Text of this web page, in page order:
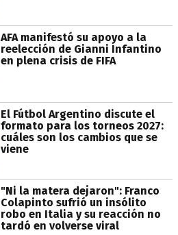
AFA manifestó su apoyo a la
reelección de Gianni Infantino
en plena crisis de FIFA
El Fútbol Argentino discute el
formato para los torneos 2027:
cuáles son los cambios que se
viene
"Ni la matera dejaron": Franco
Colapinto sufrió un insólito
robo en Italia y su reacción no
tardó en volverse viral